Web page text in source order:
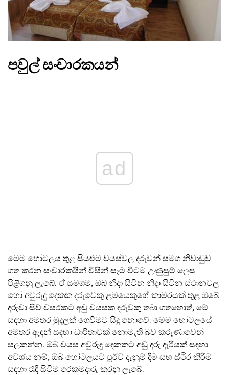
පවුල් සංචාරකයන්
ad
මෙම හෝටලය තුළ සියළුම වයස්වල දරුවන් සමග නිවාඩුව
ගත කරන සංචාරකයින් විසින් සෑම විටම උණුසුම් ලෙස
පිළිගනු ලැබේ. ඒ සමගම, ඔබ නිදා සිටින නිදා සිටින ස්ථානවල
හෝ අවුරුදු දෙකක දරුවෙකු ළමයෙකුගේ කාමරයක් තුළ ඔබේ
දරුවා සිව් වසරකට අඩු වයසක දරුවකු තබා ගතහොත්, මේ
සඳහා අමතර මුදලක් ගෙවීමට සිදු නොවේ. මෙම හෝටලයේ
අමතර ඇඳන් සඳහා ධාරිතාවක් නොමැති බව කරුණාවෙන්
සලකන්න. ඔබ වයස අවුරුදු දෙකකට අඩු දරු දැරියක් සඳහා
අවශ්ය නම්, ඔබ හෝටලයට පූර්ව දැනුම් දීම සහ ස්ථිර කිරීම
සඳහා රැඳී සිටීම රෙකමදාරු කරනු ලැබේ.